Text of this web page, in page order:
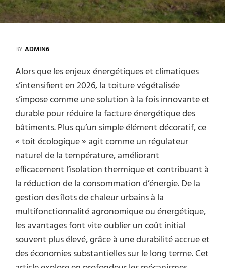
BY ADMIN6
Alors que les enjeux énergétiques et climatiques
s’intensifient en 2026, la toiture végétalisée
s’impose comme une solution à la fois innovante et
durable pour réduire la facture énergétique des
bâtiments. Plus qu’un simple élément décoratif, ce
« toit écologique » agit comme un régulateur
naturel de la température, améliorant
efficacement l’isolation thermique et contribuant à
la réduction de la consommation d’énergie. De la
gestion des îlots de chaleur urbains à la
multifonctionnalité agronomique ou énergétique,
les avantages font vite oublier un coût initial
souvent plus élevé, grâce à une durabilité accrue et
des économies substantielles sur le long terme. Cet